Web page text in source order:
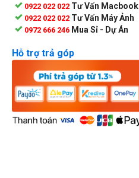
0922 022 022 Tư Vấn Macbook
0922 022 022 Tư Vấn Máy Ảnh
0972 666 246 Mua Sỉ - Dự Án
Hỗ trợ trả góp